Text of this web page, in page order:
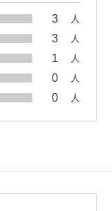
3 人
3 人
1 人
0 人
0 人